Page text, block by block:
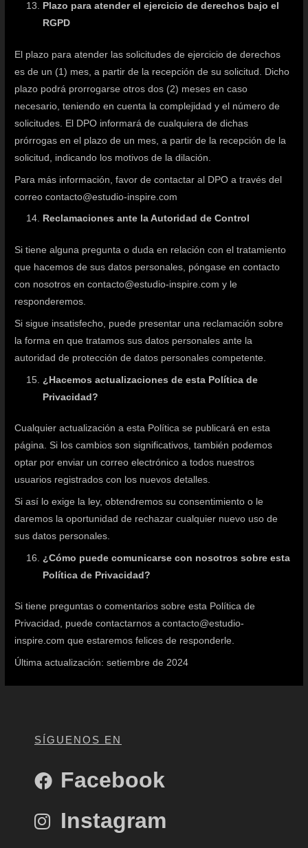
Plazo para atender el ejercicio de derechos bajo el
RGPD
El plazo para atender las solicitudes de ejercicio de derechos
es de un (1) mes, a partir de la recepción de su solicitud. Dicho
plazo podrá prorrogarse otros dos (2) meses en caso
necesario, teniendo en cuenta la complejidad y el número de
solicitudes. El DPO informará de cualquiera de dichas
prórrogas en el plazo de un mes, a partir de la recepción de la
solicitud, indicando los motivos de la dilación.
Para más información, favor de contactar al DPO a través del
correo contacto@estudio-inspire.com
Reclamaciones ante la Autoridad de Control
Si tiene alguna pregunta o duda en relación con el tratamiento
que hacemos de sus datos personales, póngase en contacto
con nosotros en contacto@estudio-inspire.com y le
responderemos.
Si sigue insatisfecho, puede presentar una reclamación sobre
la forma en que tratamos sus datos personales ante la
autoridad de protección de datos personales competente.
¿Hacemos actualizaciones de esta Política de
Privacidad?
Cualquier actualización a esta Política se publicará en esta
página. Si los cambios son significativos, también podemos
optar por enviar un correo electrónico a todos nuestros
usuarios registrados con los nuevos detalles.
Si así lo exige la ley, obtendremos su consentimiento o le
daremos la oportunidad de rechazar cualquier nuevo uso de
sus datos personales.
¿Cómo puede comunicarse con nosotros sobre esta
Política de Privacidad?
Si tiene preguntas o comentarios sobre esta Política de
Privacidad, puede contactarnos a contacto@estudio-
inspire.com que estaremos felices de responderle.
Última actualización: setiembre de 2024
SÍGUENOS EN
Facebook
Instagram